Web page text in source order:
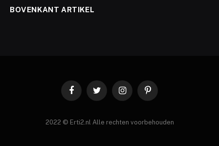
BOVENKANT ARTIKEL
FacebookTwitter InstagramPinterest
2022 © Erti2.nl Alle rechten voorbehouden